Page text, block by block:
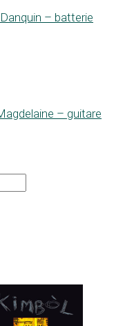
– batterie
– guitare